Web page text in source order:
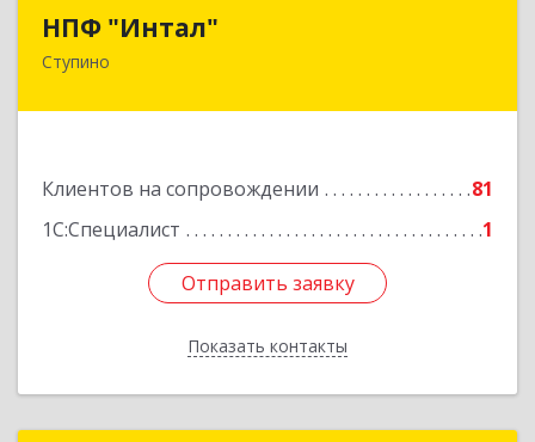
НПФ "Интал"
Ступино
Клиентов на сопровождении
81
1С:Специалист
1
Отправить заявку
Показать контакты
142800, Московская обл, Ступинский р-н,
Отправить заявку
Назад